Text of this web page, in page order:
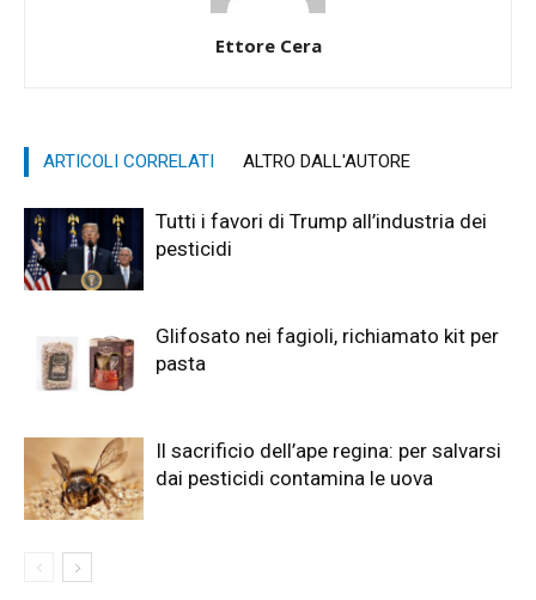
Ettore Cera
ARTICOLI CORRELATI ALTRO DALL'AUTORE
Tutti i favori di Trump all’industria dei
pesticidi
Glifosato nei fagioli, richiamato kit per
pasta
Il sacrificio dell’ape regina: per salvarsi
dai pesticidi contamina le uova